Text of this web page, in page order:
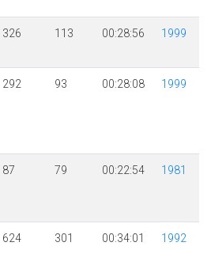
326 113 00:28:56 1999
292 93 00:28:08 1999
87 79 00:22:54 1981
624 301 00:34:01 1992